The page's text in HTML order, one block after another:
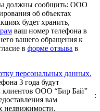
должны сообщить: ООО
об объектах
будет хранить,
ваш номер телефона в
вашего обращения к
в форме отзыва в
персональных данных.
3 года будут
клиентов ООО “Бир Бай”
вам
недвижимости.
: